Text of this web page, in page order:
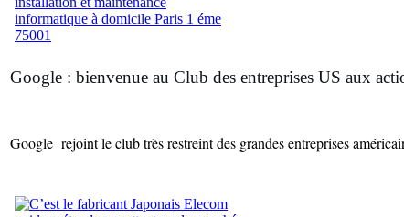
Google : bienvenue au Club des entreprises US aux
Google rejoint le club très restreint des grandes entreprises